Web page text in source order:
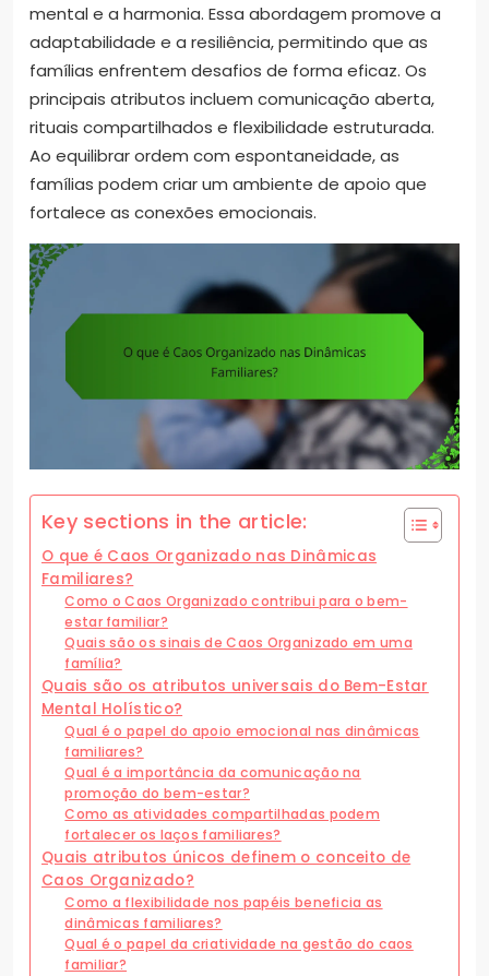
mental e a harmonia. Essa abordagem promove a
adaptabilidade e a resiliência, permitindo que as
famílias enfrentem desafios de forma eficaz. Os
principais atributos incluem comunicação aberta,
rituais compartilhados e flexibilidade estruturada.
Ao equilibrar ordem com espontaneidade, as
famílias podem criar um ambiente de apoio que
fortalece as conexões emocionais.
Key sections in the article:
O que é Caos Organizado nas Dinâmicas
Familiares?
Como o Caos Organizado contribui para o bem-
estar familiar?
Quais são os sinais de Caos Organizado em uma
família?
Quais são os atributos universais do Bem-Estar
Mental Holístico?
Qual é o papel do apoio emocional nas dinâmicas
familiares?
Qual é a importância da comunicação na
promoção do bem-estar?
Como as atividades compartilhadas podem
fortalecer os laços familiares?
Quais atributos únicos definem o conceito de
Caos Organizado?
Como a flexibilidade nos papéis beneficia as
dinâmicas familiares?
Qual é o papel da criatividade na gestão do caos
familiar?